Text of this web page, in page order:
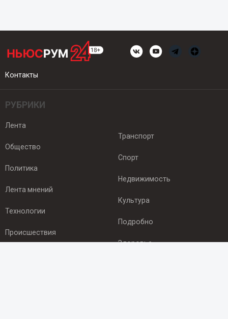
Контакты
РУБРИКИ
Лента
Общество
Политика
Лента мнений
Технологии
Происшествия
Транспорт
Спорт
Недвижимость
Культура
Подробно
Здоровье